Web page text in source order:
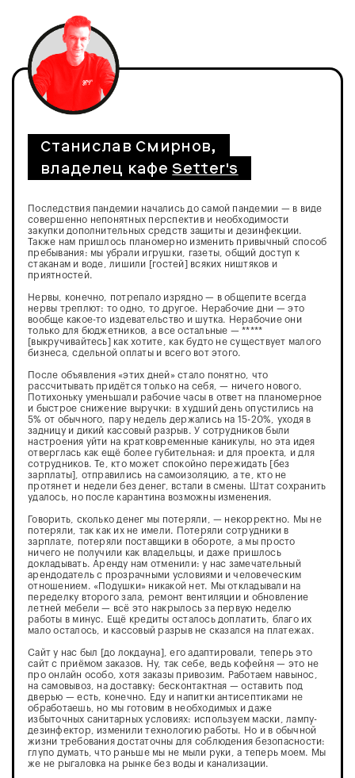
Станислав Смирнов,
владелец кафеSetter's
Последствия пандемии начались до самой пандемии — в виде
совершенно непонятных перспектив и необходимости
закупки дополнительных средств защиты и дезинфекции.
Также нам пришлось планомерно изменить привычный способ
пребывания: мы убрали игрушки, газеты, общий доступ к
стаканам и воде, лишили [гостей] всяких ништяков и
приятностей.
Нервы, конечно, потрепало изрядно — в общепите всегда
нервы треплют: то одно, то другое. Нерабочие дни — это
вообще какое-то издевательство и шутка. Нерабочие они
только для бюджетников, а все остальные — *****
[выкручивайтесь] как хотите, как будто не существует малого
бизнеса, сдельной оплаты и всего вот этого.
После объявления «этих дней» стало понятно, что
рассчитывать придётся только на себя, — ничего нового.
Потихоньку уменьшали рабочие часы в ответ на планомерное
и быстрое снижение выручки: в худший день опустились на
5% от обычного, пару недель держались на 15-20%, уходя в
задницу и дикий кассовый разрыв. У сотрудников были
настроения уйти на кратковременные каникулы, но эта идея
отверглась как ещё более губительная: и для проекта, и для
сотрудников. Те, кто может спокойно пережидать [без
зарплаты], отправились на самоизоляцию, а те, кто не
протянет и недели без денег, встали в смены. Штат сохранить
удалось, но после карантина возможны изменения.
Говорить, сколько денег мы потеряли, — некорректно. Мы не
потеряли, так как их не имели. Потеряли сотрудники в
зарплате, потеряли поставщики в обороте, а мы просто
ничего не получили как владельцы, и даже пришлось
докладывать. Аренду нам отменили: у нас замечательный
арендодатель с прозрачными условиями и человеческим
отношением. «Подушки» никакой нет. Мы откладывали на
переделку второго зала, ремонт вентиляции и обновление
летней мебели — всё это накрылось за первую неделю
работы в минус. Ещё кредиты осталось доплатить, благо их
мало осталось, и кассовый разрыв не сказался на платежах.
Сайт у нас был [до локдауна], его адаптировали, теперь это
сайт с приёмом заказов. Ну, так себе, ведь кофейня — это не
про онлайн особо, хотя заказы привозим. Работаем навынос,
на самовывоз, на доставку: бесконтактная — оставить под
дверью — есть, конечно. Еду и напитки антисептиками не
обработаешь, но мы готовим в необходимых и даже
избыточных санитарных условиях: используем маски, лампу-
дезинфектор, изменили технологию работы. Но и в обычной
жизни требования достаточны для соблюдения безопасности:
глупо думать, что раньше мы не мыли руки, а теперь моем. Мы
же не рыгаловка на рынке без воды и канализации.